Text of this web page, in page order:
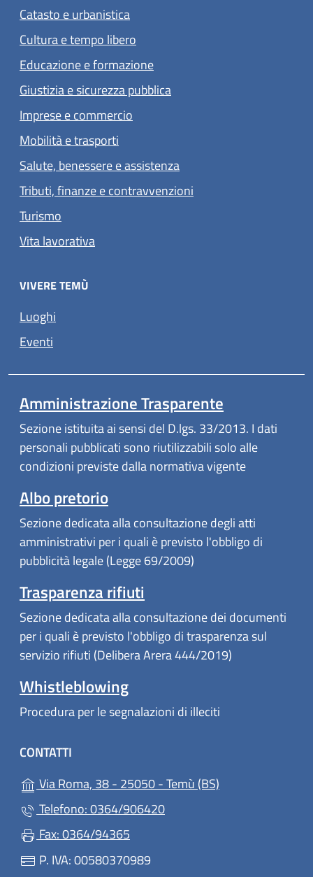
Catasto e urbanistica
Cultura e tempo libero
Educazione e formazione
Giustizia e sicurezza pubblica
Imprese e commercio
Mobilità e trasporti
Salute, benessere e assistenza
Tributi, finanze e contravvenzioni
Turismo
Vita lavorativa
VIVERE TEMÙ
Luoghi
Eventi
Amministrazione Trasparente
Sezione istituita ai sensi del D.lgs. 33/2013. I dati
personali pubblicati sono riutilizzabili solo alle
condizioni previste dalla normativa vigente
Albo pretorio
Sezione dedicata alla consultazione degli atti
amministrativi per i quali è previsto l'obbligo di
pubblicità legale (Legge 69/2009)
Trasparenza rifiuti
Sezione dedicata alla consultazione dei documenti
per i quali è previsto l'obbligo di trasparenza sul
servizio rifiuti (Delibera Arera 444/2019)
Whistleblowing
Procedura per le segnalazioni di illeciti
CONTATTI
Via Roma, 38 - 25050 - Temù (BS)
Telefono: 0364/906420
Fax: 0364/94365
P. IVA: 00580370989